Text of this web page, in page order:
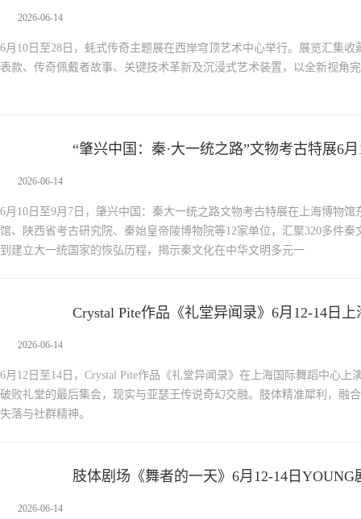
2026-06-14
6月10日至28日，蚝式传奇主题展在西岸穹顶艺术中心举行。展览汇集
表款、传奇佩戴者故事、关键技术革新及沉浸式艺术装置，以全新视角
“肇兴中国：秦·大一统之路”文物考古特展6
2026-06-14
6月10日至9月7日，肇兴中国：秦大一统之路文物考古特展在上海博物
馆、陕西省考古研究院、秦始皇帝陵博物院等12家单位，汇聚320多件
到建立大一统国家的恢弘历程，揭示秦文化在中华文明多元一
Crystal Pite作品《礼堂异闻录》6月12-14日
2026-06-14
6月12日至14日，Crystal Pite作品《礼堂异闻录》在上海国际舞蹈中心上
破败礼堂的最后集会，现实与亚瑟王传说奇幻交融。肢体精准犀利，融
失落与社群精神。
肢体剧场《舞者的一天》6月12-14日YOUNG
2026-06-14